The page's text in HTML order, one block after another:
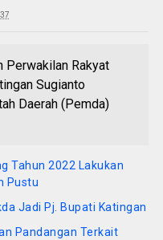
Perwakilan Rakyat
Sugianto
Daerah (Pemda)
Tahun 2022 Lakukan
Pustu
Jadi Pj. Bupati Katingan
Pandangan Terkait